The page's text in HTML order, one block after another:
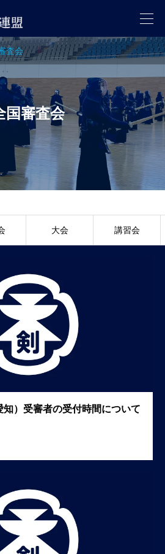
査会
国審査会
大会 講習会
）受審者の受付時間について